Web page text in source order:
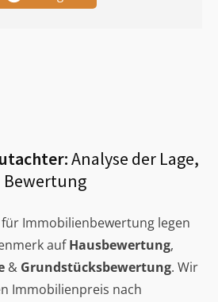
Analyse der Lage,
Immobilienbewertung legen
aufHausbewertung,
& Grundstücksbewertung. Wir
Immobilienpreis nach